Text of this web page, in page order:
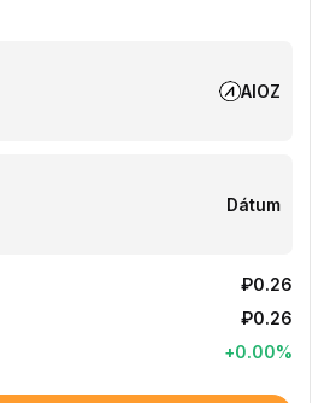
AIOZ
Dátum
₽0.26
₽0.26
+0.00%